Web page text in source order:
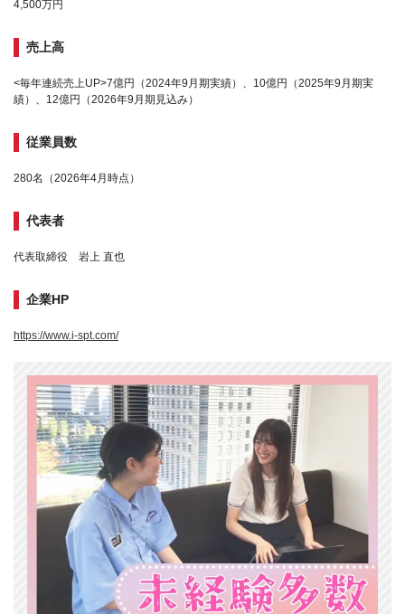
4,500万円
売上高
<毎年連続売上UP>7億円（2024年9月期実績）、10億円（2025年9月期実
績）、12億円（2026年9月期見込み）
従業員数
280名（2026年4月時点）
代表者
代表取締役 岩上 直也
企業HP
https://www.i-spt.com/